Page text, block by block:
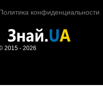
конфиденциальности
2015 - 2026